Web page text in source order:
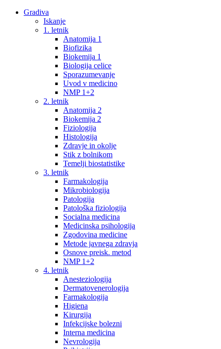
Gradiva
Iskanje
1. letnik
Anatomija 1
Biofizika
Biokemija 1
Biologija celice
Sporazumevanje
Uvod v medicino
NMP 1+2
2. letnik
Anatomija 2
Biokemija 2
Fiziologija
Histologija
Zdravje in okolje
Stik z bolnikom
Temelji biostatistike
3. letnik
Farmakologija
Mikrobiologija
Patologija
Patološka fiziologija
Socialna medicina
Medicinska psihologija
Zgodovina medicine
Metode javnega zdravja
Osnove preisk. metod
NMP 1+2
4. letnik
Anesteziologija
Dermatovenerologija
Farmakologija
Higiena
Kirurgija
Infekcijske bolezni
Interna medicina
Nevrologija